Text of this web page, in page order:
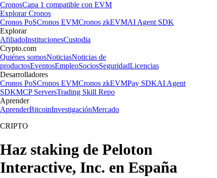
CronosCapa 1 compatible con EVM
Explorar Cronos
Cronos PoSCronos EVMCronos zkEVMAI Agent SDK
Explorar
AfiliadoInstitucionesCustodia
Crypto.com
Quiénes somosNoticiasNoticias de
productosEventosEmpleoSociosSeguridadLicencias
Desarrolladores
Cronos PoSCronos EVMCronos zkEVMPay SDKAI Agent
SDKMCP ServersTrading Skill Repo
Aprender
AprenderBitcoinInvestigaciónMercado
CRIPTO
Haz staking de Peloton
Interactive, Inc. en España